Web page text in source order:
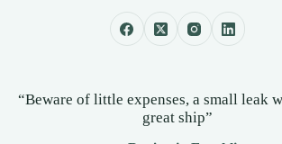
“Beware of little expenses, a small leak
great ship”